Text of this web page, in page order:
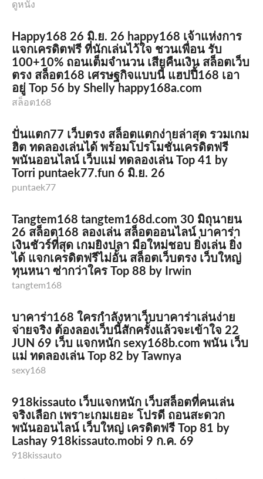
ดูหนัง
Happy168 26 มิ.ย. 26 happy168 เจ้าแห่งการ
แจกเครดิตฟรี ที่นักเล่นไว้ใจ ชวนเพื่อน รับ
100+10% ถอนเต็มจำนวน เสียคืนเงิน สล็อตเว็บ
ตรง สล็อต168 เศรษฐกิจแบบนี้ แฮปปี้168 เอา
อยู่ Top 56 by Shelly happy168a.com
สล็อต168
ปั่นแตก77 เว็บตรง สล็อตแตกง่ายล่าสุด รวมเกม
ฮิต ทดลองเล่นได้ พร้อมโปรโมชั่นเครดิตฟรี
พนันออนไลน์ เว็บแม่ ทดลองเล่น Top 41 by
Torri puntaek77.fun 6 มิ.ย. 26
puntaek77
Tangtem168 tangtem168d.com 30 มิถุนายน
26 สล็อต168 ลองเล่น สล็อตออนไลน์ บาคาร่า
เงินชัวร์ที่สุด เกมยิงปลา มือใหม่ชอบ ยิ่งเล่น ยิ่ง
ได้ แจกเครดิตฟรีไม่อั้น สล็อตเว็บตรง เว็บใหญ่
ทุนหนา ซ่ากว่าใคร Top 88 by Irwin
tangtem168
บาคาร่า168 ใครกำลังหาเว็บบาคาร่าเล่นง่าย
จ่ายจริง ต้องลองเว็บนี้สักครั้งแล้วจะเข้าใจ 22
JUN 69 เว็บ แจกหนัก sexy168b.com พนัน เว็บ
แม่ ทดลองเล่น Top 82 by Tawnya
sexy168
918kissauto เว็บแจกหนัก เว็บสล็อตที่คนเล่น
จริงเลือก เพราะเกมเยอะ โปรดี ถอนสะดวก
พนันออนไลน์ เว็บใหญ่ เครดิตฟรี Top 81 by
Lashay 918kissauto.mobi 9 ก.ค. 69
918kissauto